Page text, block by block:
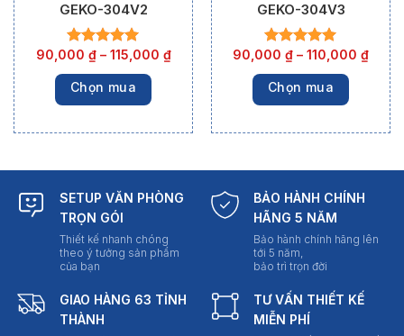
GEKO-304V2
90,000 ₫– 115,000 ₫
Chọn mua
GEKO-304V3
90,000 ₫ – 110,000 ₫
Chọn mua
SETUP VĂN PHÒNG
TRỌN GÓI
Thiết kế nhanh chóng
theo ý tưởng sản phẩm
của bạn
BẢO HÀNH CHÍNH
HÃNG 5 NĂM
Bảo hành chính hãng lên
tới 5 năm,
bảo trì trọn đời
GIAO HÀNG 63 TỈNH
THÀNH
TƯ VẤN THIẾT KẾ
MIỄN PHÍ